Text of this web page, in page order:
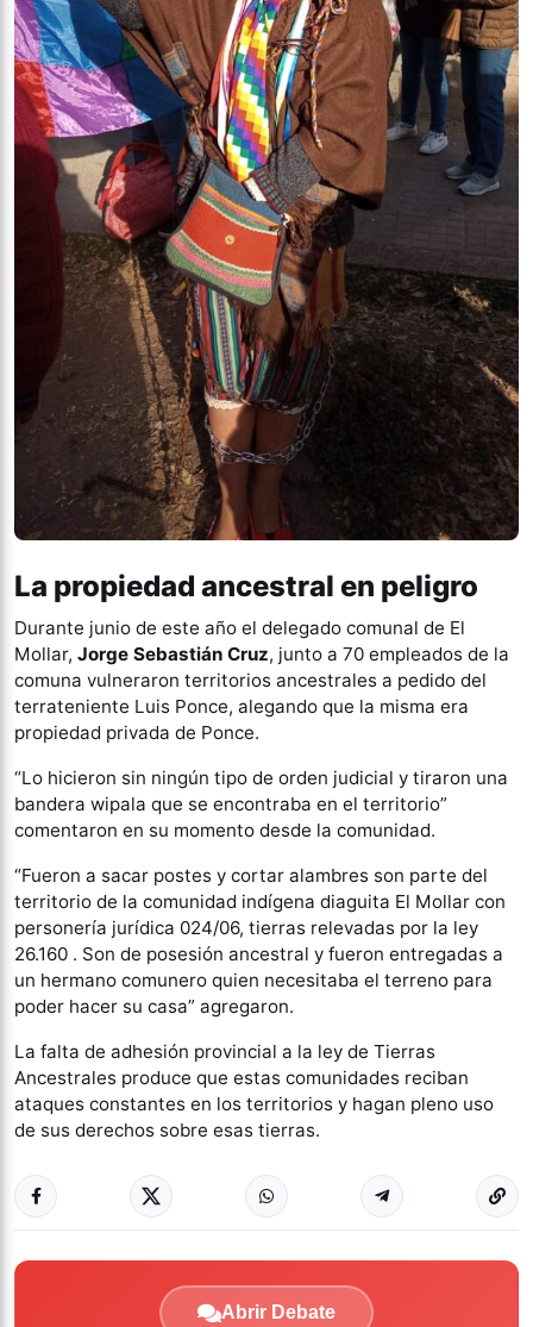
La propiedad ancestral en peligro
Durante junio de este año el delegado comunal de El
Mollar, Jorge Sebastián Cruz, junto a 70 empleados de la
comuna vulneraron territorios ancestrales a pedido del
terrateniente Luis Ponce, alegando que la misma era
propiedad privada de Ponce.
“Lo hicieron sin ningún tipo de orden judicial y tiraron una
bandera wipala que se encontraba en el territorio”
comentaron en su momento desde la comunidad.
“Fueron a sacar postes y cortar alambres son parte del
territorio de la comunidad indígena diaguita El Mollar con
personería jurídica 024/06, tierras relevadas por la ley
26.160 . Son de posesión ancestral y fueron entregadas a
un hermano comunero quien necesitaba el terreno para
poder hacer su casa” agregaron.
La falta de adhesión provincial a la ley de Tierras
Ancestrales produce que estas comunidades reciban
ataques constantes en los territorios y hagan pleno uso
de sus derechos sobre esas tierras.
Abrir Debate